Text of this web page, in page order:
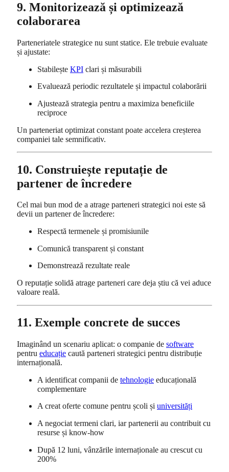
9. Monitorizează și optimizează
colaborarea
Parteneriatele strategice nu sunt statice. Ele trebuie evaluate
și ajustate:
Stabilește KPI clari și măsurabili
Evaluează periodic rezultatele și impactul colaborării
Ajustează strategia pentru a maximiza beneficiile
reciproce
Un parteneriat optimizat constant poate accelera creșterea
companiei tale semnificativ.
10. Construiește reputație de
partener de încredere
Cel mai bun mod de a atrage parteneri strategici noi este să
devii un partener de încredere:
Respectă termenele și promisiunile
Comunică transparent și constant
Demonstrează rezultate reale
O reputație solidă atrage parteneri care deja știu că vei aduce
valoare reală.
11. Exemple concrete de succes
Imaginând un scenariu aplicat: o companie de software
pentru educație caută parteneri strategici pentru distribuție
internațională.
A identificat companii de tehnologie educațională
complementare
A creat oferte comune pentru școli și universități
A negociat termeni clari, iar partenerii au contribuit cu
resurse și know-how
După 12 luni, vânzările internaționale au crescut cu
200%